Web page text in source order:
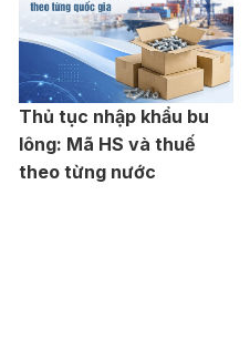
Thủ tục nhập khẩu bu
lông: Mã HS và thuế
theo từng nước